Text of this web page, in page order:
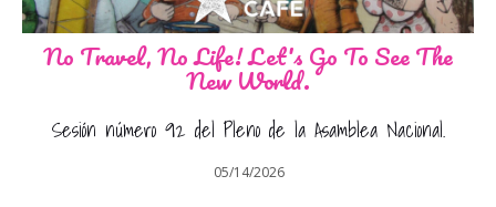
No Travel, No Life! Let's Go To See The
New World.
Sesión número 92 del Pleno de la Asamblea Nacional.
05/14/2026